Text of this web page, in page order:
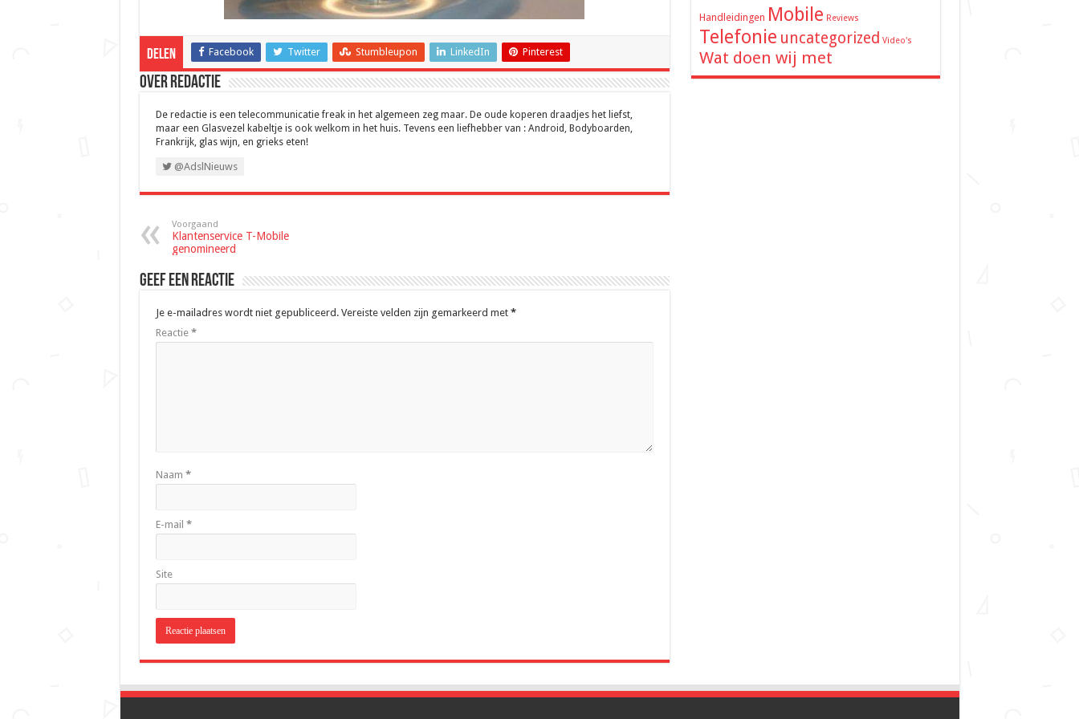
Delen Facebook Twitter Stumbleupon LinkedIn Pinterest
Over Redactie
De redactie is een telecommunicatie freak in het algemeen zeg maar. De oude koperen draadjes het liefst,
maar een Glasvezel kabeltje is ook welkom in het huis. Tevens een liefhebber van : Android, Bodyboarden,
Frankrijk, glas wijn, en grieks eten!
@AdslNieuws
Voorgaand
Klantenservice T-Mobile
genomineerd
Geef een reactie
Je e-mailadres wordt niet gepubliceerd. Vereiste velden zijn gemarkeerd met *
Reactie *
Naam *
E-mail *
Site
Handleidingen Mobile Reviews
Telefonie uncategorized Video's
Wat doen wij met